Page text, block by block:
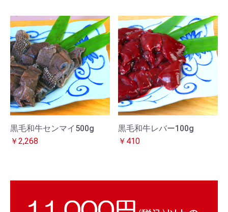
黒毛和牛センマイ500g
￥2,268
黒毛和牛レバー100g
￥410